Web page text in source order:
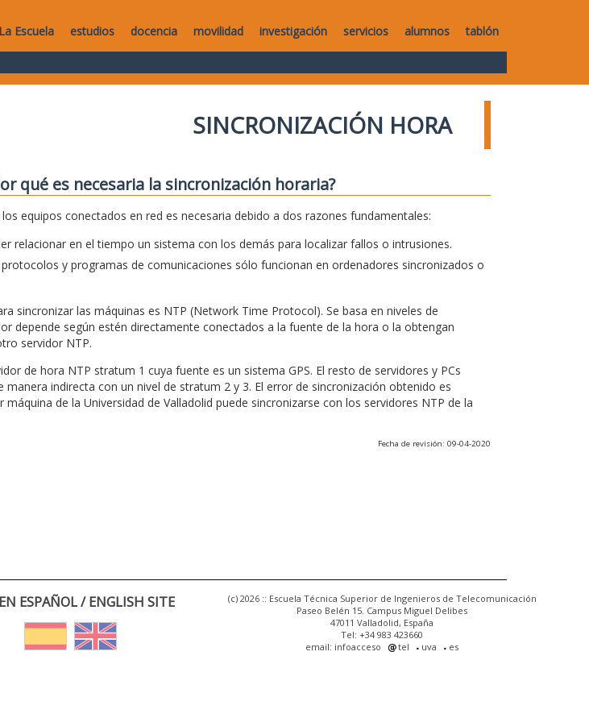
La Escuela estudios docencia movilidad investigación servicios alumnos tablón
SINCRONIZACIÓN HORA
qué es necesaria la sincronización horaria?
equipos conectados en red es necesaria debido a dos razones fundamentales:
relacionar en el tiempo un sistema con los demás para localizar fallos o intrusiones.
y programas de comunicaciones sólo funcionan en ordenadores sincronizados o
sincronizar las máquinas es NTP (Network Time Protocol). Se basa en niveles de
depende según estén directamente conectados a la fuente de la hora o la obtengan
servidor NTP.
de hora NTP stratum 1 cuya fuente es un sistema GPS. El resto de servidores y PCs
manera indirecta con un nivel de stratum 2 y 3. El error de sincronización obtenido es
máquina de la Universidad de Valladolid puede sincronizarse con los servidores NTP de la
Fecha de revisión: 09-04-2020
ESPAÑOL / ENGLISH SITE
(c) 2026 :: Escuela Técnica Superior de Ingenieros de Telecomunicación
Paseo Belén 15. Campus Miguel Delibes
47011 Valladolid, España
Tel: +34 983 423660
email: infoacceso
tel uva es